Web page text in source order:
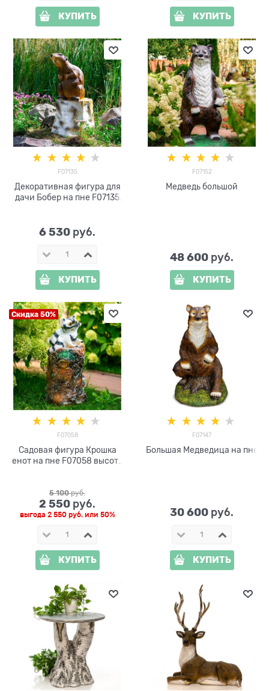
КУПИТЬ КУПИТЬ
F07135
Декоративная фигура для
дачи Бобер на пне F07135
6 530 руб.
КУПИТЬ
F07152
Медведь большой
48 600 руб.
КУПИТЬ
Скидка 50%
F07058
Садовая фигура Крошка
енот на пне F07058 высота
5 100 руб.
2 550 руб.
выгода 2 550 руб.или 50%
КУПИТЬ
F07147
Большая Медведица на пне
30 600 руб.
КУПИТЬ